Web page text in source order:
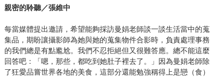
親密的聆聽／張維中
每當媒體提出邀請，希望能夠採訪曼娟老師談一談生活當中的蒐
集品，期盼讓攝影師為她與她的蒐集物件合影時，負責處理事務
的我們總是有點尷尬。我們不忍拒絕但又很難答應。總不能這麼
回答吧：「嗯，那些，都吃到她肚子裡去了。」因為曼娟老師除
了狂愛品嘗世界各地的美食，這部分還能勉強稱得上是戀（食）